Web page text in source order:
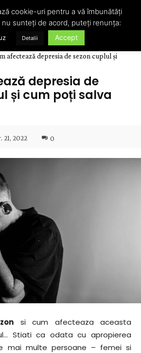
afectează depresia de sezon cuplul și
depresia de
și cum poți salva
21, 2022 0
si cum afecteaza aceasta
Stiati ca odata cu apropierea
mai multe persoane – femei si
cookie-uri pentru a vă îmbunătăți
sunteți de acord, puteți renunța:
Detalii Accept